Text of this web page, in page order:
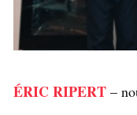
ÉRIC RIPERT –